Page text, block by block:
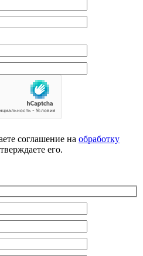
соглашение на обработку
его.